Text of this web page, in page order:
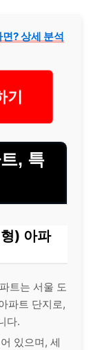
? 상세 분석
, 특
) 아파
트는 서울 도
파트 단지로,
다.
있으며, 세